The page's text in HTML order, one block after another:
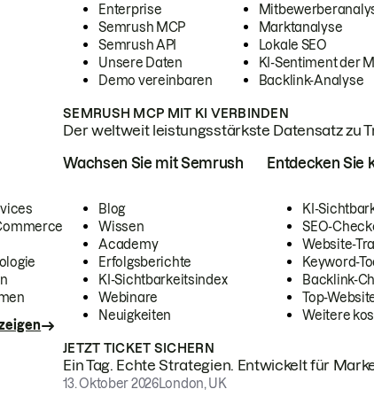
Enterprise
Semrush MCP
Semrush API
Unsere Daten
Demo vereinbaren
Marktanalyse
Lokale SEO
KI-Sentiment der
Backlink-Analyse
SEMRUSH MCP MIT KI VERBINDEN
Der weltweit leistungsstärkste Datensatz zu
Wachsen Sie mit Semrush
Blog
Wissen
Academy
Erfolgsberichte
KI-Sichtbarkeitsindex
Webinare
Neuigkeiten
Entdecken Sie
KI-
SEO-
Website-
Keyword-
Backlink-
Top-
Weitere
JETZT TICKET SICHERN
Ein Tag. Echte Strategien. Entwickelt für
13. Oktober 2026London, UK